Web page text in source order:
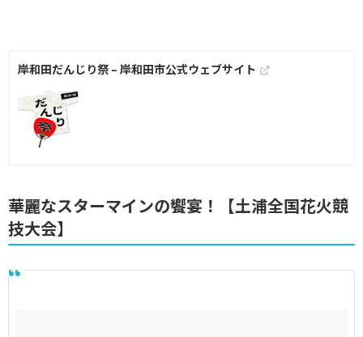
岸和田だんじり祭 – 岸和田市公式ウェブサイト
華麗なスターマインの饗宴！【土浦全国花火競
技大会】